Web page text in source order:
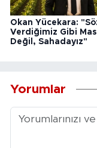
Okan Yücekara:
Verdiğimiz Gibi
Değil, Sahadayız"
Yorumlar